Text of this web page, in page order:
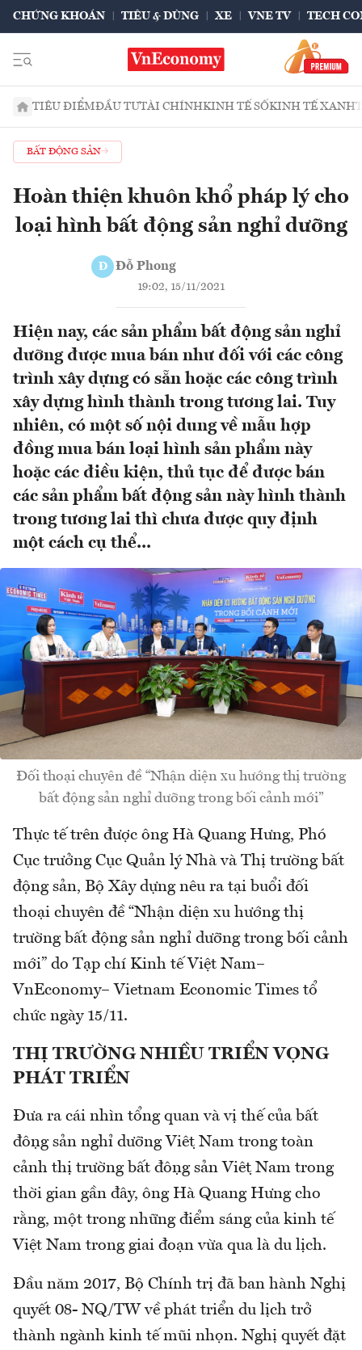
CHỨNG KHOÁN TIÊU & DÙNG XE VNE TV TECH
TIÊU ĐIỂMĐẦU TƯTÀI CHÍNHKINH TẾ SỐKINH TẾ XANH
BẤT ĐỘNG SẢN
Hoàn thiện khuôn khổ pháp lý cho
loại hình bất động sản nghỉ dưỡng
Đ Đỗ Phong
19:02, 15/11/2021
Hiện nay, các sản phẩm bất động sản nghỉ
dưỡng được mua bán như đối với các công
trình xây dựng có sẵn hoặc các công trình
xây dựng hình thành trong tương lai. Tuy
nhiên, có một số nội dung về mẫu hợp
đồng mua bán loại hình sản phẩm này
hoặc các điều kiện, thủ tục để được bán
các sản phẩm bất động sản này hình thành
trong tương lai thì chưa được quy định
một cách cụ thể...
Đối thoại chuyên đề “Nhận diện xu hướng thị trường
bất động sản nghỉ dưỡng trong bối cảnh mới”
Thực tế trên được ông Hà Quang Hưng, Phó
Cục trưởng Cục Quản lý Nhà và Thị trường bất
động sản, Bộ Xây dựng nêu ra tại buổi đối
thoại chuyên đề “Nhận diện xu hướng thị
trường bất động sản nghỉ dưỡng trong bối cảnh
mới” do Tạp chí Kinh tế Việt Nam–
VnEconomy– Vietnam Economic Times tổ
chức ngày 15/11.
THỊ TRƯỜNG NHIỀU TRIỂN VỌNG
PHÁT TRIỂN
Đưa ra cái nhìn tổng quan và vị thế của bất
động sản nghỉ dưỡng Việt Nam trong toàn
cảnh thị trường bất động sản Việt Nam trong
thời gian gần đây, ông Hà Quang Hưng cho
rằng, một trong những điểm sáng của kinh tế
Việt Nam trong giai đoạn vừa qua là du lịch.
Đầu năm 2017, Bộ Chính trị đã ban hành Nghị
quyết 08- NQ/TW về phát triển du lịch trở
thành ngành kinh tế mũi nhọn. Nghị quyết đặt